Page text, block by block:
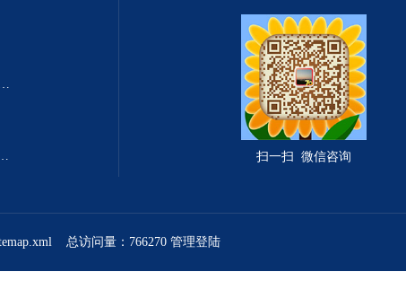
笔式总固体溶解度TDS测定仪
仪（气体滤波相关红外吸收法） 扫一扫 微信咨询
总访问量：766270 管理登陆